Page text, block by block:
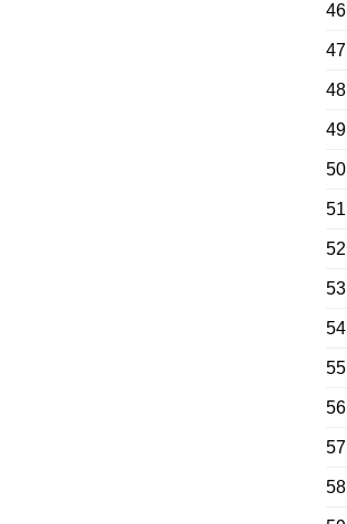
46
47
48
49
50
51
52
53
54
55
56
57
58